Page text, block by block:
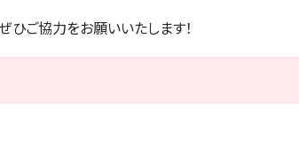
ひご協力をお願いいたします！